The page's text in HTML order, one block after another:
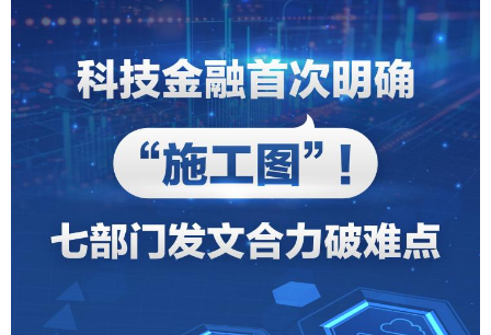
学术中国 乡村振兴 银龄 溯源中国
城市 旅游 能源 会展
彩票 娱乐 时尚 悦读
一带一路 亚太网 上市公司
地方频道